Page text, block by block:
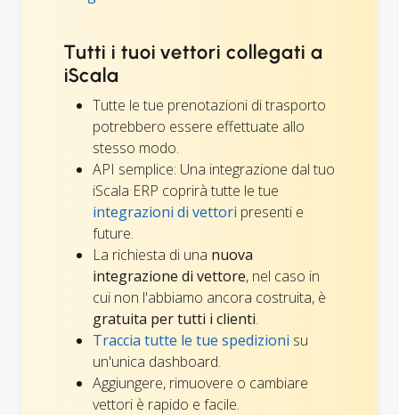
Tutti i tuoi vettori collegati a
iScala
Tutte le tue prenotazioni di trasporto
potrebbero essere effettuate allo
stesso modo.
API semplice: Una integrazione dal tuo
iScala ERP coprirà tutte le tue
integrazioni di vettori presenti e
future.
La richiesta di una nuova
integrazione di vettore, nel caso in
cui non l'abbiamo ancora costruita, è
gratuita per tutti i clienti.
Traccia tutte le tue spedizioni su
un'unica dashboard.
Aggiungere, rimuovere o cambiare
vettori è rapido e facile.